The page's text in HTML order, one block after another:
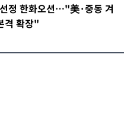
정 한화오션…"美·중동 겨
격 확장"